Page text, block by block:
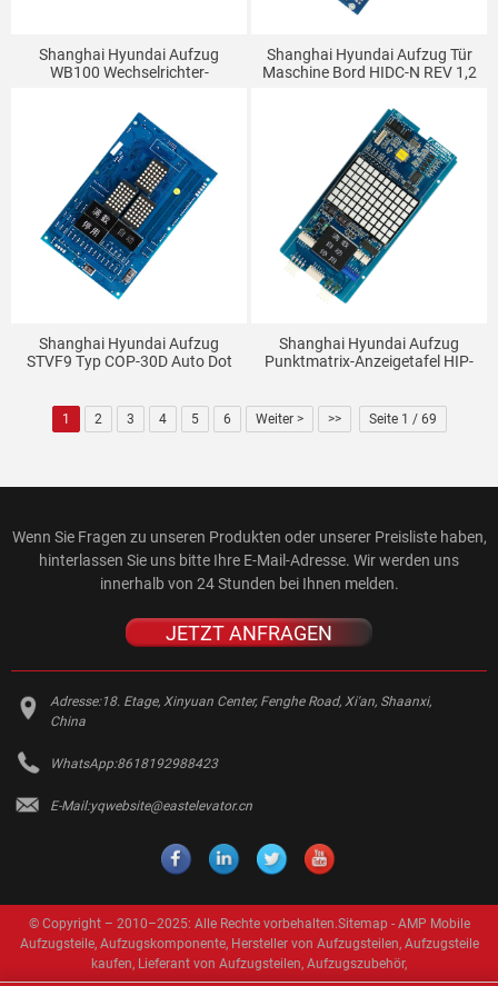
Shanghai Hyundai Aufzug
WB100 Wechselrichter-
(7,5-15 KW)
Shanghai Hyundai Aufzug Tür
Maschine Bord HIDC-N REV 1,2
Shanghai Hyundai Aufzug
STVF9 Typ COP-30D Auto Dot
Shanghai Hyundai Aufzug
Punktmatrix-Anzeigetafel HIP-
1 2 3 4 5 6 Weiter > >> Seite 1 / 69
Wenn Sie Fragen zu unseren Produkten oder unserer Preisliste haben,
hinterlassen Sie uns bitte Ihre E-Mail-Adresse. Wir werden uns
innerhalb von 24 Stunden bei Ihnen melden.
JETZT ANFRAGEN
Adresse:18. Etage, Xinyuan Center, Fenghe Road, Xi'an, Shaanxi,
China
WhatsApp:8618192988423
E-Mail:yqwebsite@eastelevator.cn
© Copyright – 2010–2025: Alle Rechte vorbehalten.Sitemap - AMP Mobile
Aufzugsteile, Aufzugskomponente, Hersteller von Aufzugsteilen, Aufzugsteile
kaufen, Lieferant von Aufzugsteilen, Aufzugszubehör,